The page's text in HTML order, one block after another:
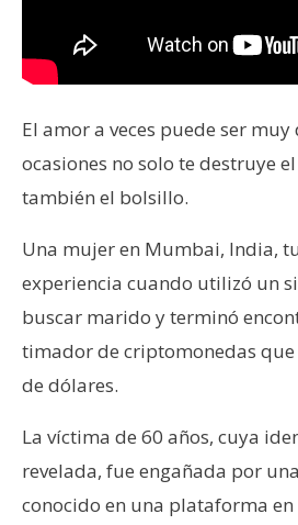
t
d
e
r
n
s
a
T
m
a
s
El amor a veces puede ser muy
ocasiones no solo te destruye
también el bolsillo.
Una mujer en Mumbai, India,
experiencia cuando utilizó un
buscar marido y terminó
timador de criptomonedas
de dólares.
La víctima de 60 años, cuya
revelada, fue engañada por
conocido en una plataforma